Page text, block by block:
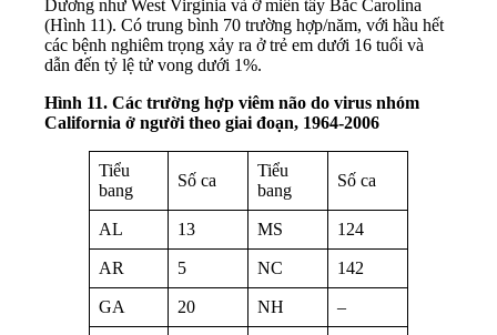
Dương như West Virginia và ở miền tây Bắc Carolina
(Hình 11). Có trung bình 70 trường hợp/năm, với hầu hết
các bệnh nghiêm trọng xảy ra ở trẻ em dưới 16 tuổi và
dẫn đến tỷ lệ tử vong dưới 1%.
Hình 11. Các trường hợp viêm não do virus nhóm
California ở người theo giai đoạn, 1964-2006
Tiểu
bang
Số ca
Tiểu
bang
Số ca
AL 13 MS 124
AR 5 NC 142
GA 20 NH –